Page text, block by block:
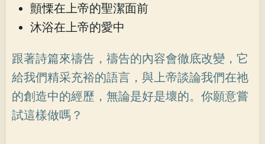
顫慄在上帝的聖潔面前
沐浴在上帝的愛中
跟著詩篇來禱告，禱告的內容會徹底改變，它
給我們精采充裕的語言，與上帝談論我們在祂
的創造中的經歷，無論是好是壞的。你願意嘗
試這樣做嗎？